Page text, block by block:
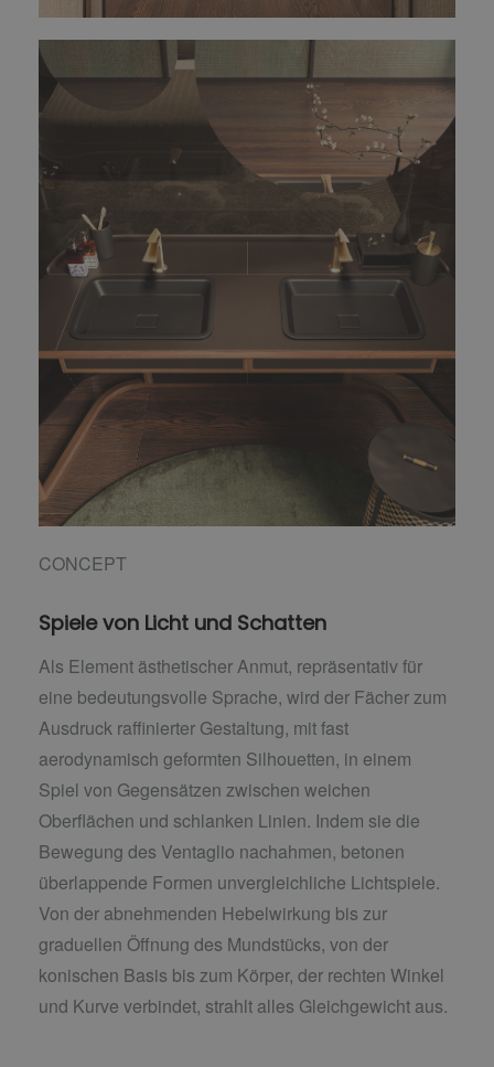
CONCEPT
Spiele von Licht und Schatten
Als Element ästhetischer Anmut, repräsentativ für
eine bedeutungsvolle Sprache, wird der Fächer zum
Ausdruck raffinierter Gestaltung, mit fast
aerodynamisch geformten Silhouetten, in einem
Spiel von Gegensätzen zwischen weichen
Oberflächen und schlanken Linien. Indem sie die
Bewegung des Ventaglio nachahmen, betonen
überlappende Formen unvergleichliche Lichtspiele.
Von der abnehmenden Hebelwirkung bis zur
graduellen Öffnung des Mundstücks, von der
konischen Basis bis zum Körper, der rechten Winkel
und Kurve verbindet, strahlt alles Gleichgewicht aus.